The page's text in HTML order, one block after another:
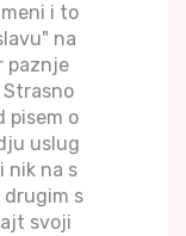
i to
na
paznje
Strasno
pisem o
uslug
nik na s
drugim s
svoji